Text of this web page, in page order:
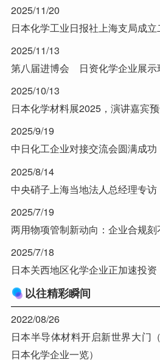
2025/11/20
日本化学工业日报社上海支局成
2025/11/13
第八届进博会 日资化学企业展示
2025/10/13
日本化学材料展2025，演讲嘉宾预
2025/9/19
中日化工企业对接交流会圆满成功
2025/8/14
中央硝子上海当地法人总经理专
2025/7/19
两用物项管制新动向：企业合规刻
2025/7/18
日本关西地区化学企业正加速投
以往精彩瞬间
2022/08/26
日本半导体材料开启新世界大门
日本化学企业一览）